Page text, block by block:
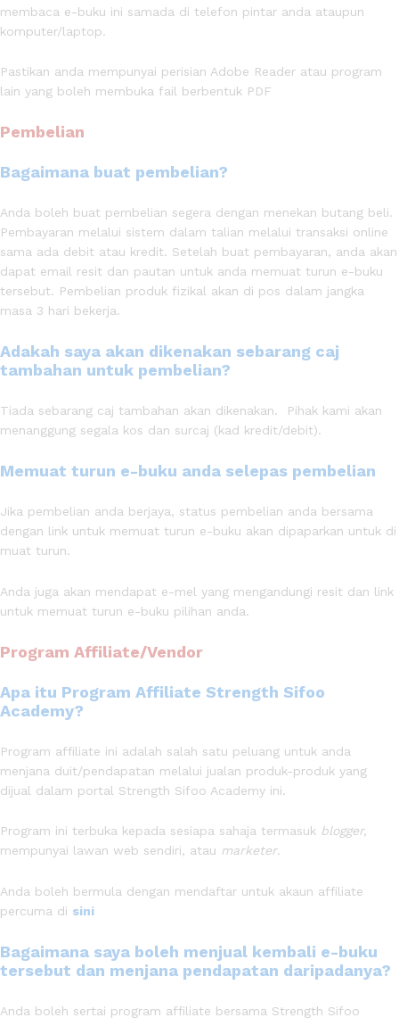
membaca e-buku ini samada di telefon pintar anda ataupun
komputer/laptop.
Pastikan anda mempunyai perisian Adobe Reader atau program
lain yang boleh membuka fail berbentuk PDF
Pembelian
Bagaimana buat pembelian?
Anda boleh buat pembelian segera dengan menekan butang beli.
Pembayaran melalui sistem dalam talian melalui transaksi online
sama ada debit atau kredit. Setelah buat pembayaran, anda akan
dapat email resit dan pautan untuk anda memuat turun e-buku
tersebut. Pembelian produk fizikal akan di pos dalam jangka
masa 3 hari bekerja.
Adakah saya akan dikenakan sebarang caj
tambahan untuk pembelian?
Tiada sebarang caj tambahan akan dikenakan. Pihak kami akan
menanggung segala kos dan surcaj (kad kredit/debit).
Memuat turun e-buku anda selepas pembelian
Jika pembelian anda berjaya, status pembelian anda bersama
dengan link untuk memuat turun e-buku akan dipaparkan untuk di
muat turun.
Anda juga akan mendapat e-mel yang mengandungi resit dan link
untuk memuat turun e-buku pilihan anda.
Program Affiliate/Vendor
Apa itu Program Affiliate Strength Sifoo
Academy?
Program affiliate ini adalah salah satu peluang untuk anda
menjana duit/pendapatan melalui jualan produk-produk yang
dijual dalam portal Strength Sifoo Academy ini.
Program ini terbuka kepada sesiapa sahaja termasuk blogger,
mempunyai lawan web sendiri, atau marketer.
Anda boleh bermula dengan mendaftar untuk akaun affiliate
percuma di sini
Bagaimana saya boleh menjual kembali e-buku
tersebut dan menjana pendapatan daripadanya?
Anda boleh sertai program affiliate bersama Strength Sifoo